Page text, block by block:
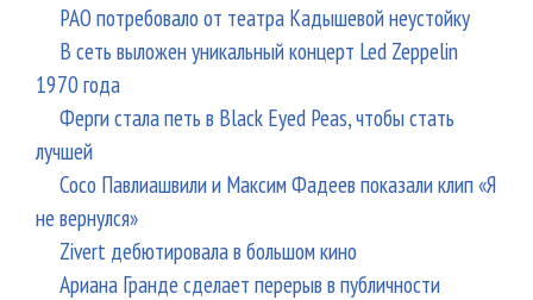
РАО потребовало от театра Кадышевой неустойку
В сеть выложен уникальный концерт Led Zeppelin
1970 года
Ферги стала петь в Black Eyed Peas, чтобы стать
лучшей
Сосо Павлиашвили и Максим Фадеев показали клип «Я
не вернулся»
Zivert дебютировала в большом кино
Ариана Гранде сделает перерыв в публичности